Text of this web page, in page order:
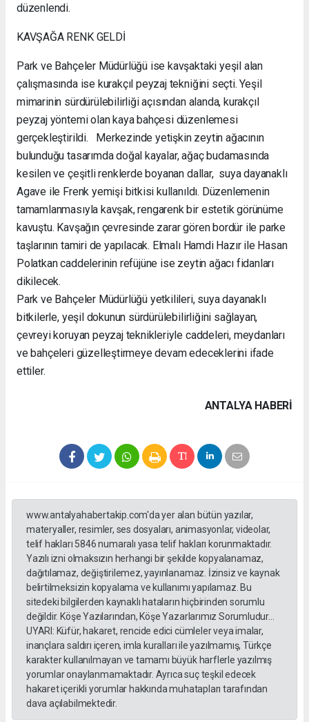
düzenlendi.
KAVŞAĞA RENK GELDİ
Park ve Bahçeler Müdürlüğü ise kavşaktaki yeşil alan
çalışmasında ise kurakçıl peyzaj tekniğini seçti. Yeşil
mimarinin sürdürülebilirliği açısından alanda, kurakçıl
peyzaj yöntemi olan kaya bahçesi düzenlemesi
gerçekleştirildi. Merkezinde yetişkin zeytin ağacının
bulunduğu tasarımda doğal kayalar, ağaç budamasında
kesilen ve çeşitli renklerde boyanan dallar, suya dayanaklı
Agave ile Frenk yemişi bitkisi kullanıldı. Düzenlemenin
tamamlanmasıyla kavşak, rengarenk bir estetik görünüme
kavuştu. Kavşağın çevresinde zarar gören bordür ile parke
taşlarının tamiri de yapılacak. Elmalı Hamdi Hazır ile Hasan
Polatkan caddelerinin refüjüne ise zeytin ağacı fidanları
dikilecek.
Park ve Bahçeler Müdürlüğü yetkilileri, suya dayanaklı
bitkilerle, yeşil dokunun sürdürülebilirliğini sağlayan,
çevreyi koruyan peyzaj teknikleriyle caddeleri, meydanları
ve bahçeleri güzelleştirmeye devam edeceklerini ifade
ettiler.
ANTALYA HABERİ
www.antalyahabertakip.com'da yer alan bütün yazılar,
materyaller, resimler, ses dosyaları, animasyonlar, videolar,
telif hakları 5846 numaralı yasa telif hakları korunmaktadır.
Yazılı izni olmaksızın herhangi bir şekilde kopyalanamaz,
dağıtılamaz, değiştirilemez, yayınlanamaz. İzinsiz ve kaynak
belirtilmeksizin kopyalama ve kullanımı yapılamaz. Bu
sitedeki bilgilerden kaynaklı hataların hiçbirinden sorumlu
değildir. Köşe Yazılarından, Köşe Yazarlarımız Sorumludur...
UYARI: Küfür, hakaret, rencide edici cümleler veya imalar,
inançlara saldırı içeren, imla kuralları ile yazılmamış, Türkçe
karakter kullanılmayan ve tamamı büyük harflerle yazılmış
yorumlar onaylanmamaktadır. Ayrıca suç teşkil edecek
hakaret içerikli yorumlar hakkında muhatapları tarafından
dava açılabilmektedir.